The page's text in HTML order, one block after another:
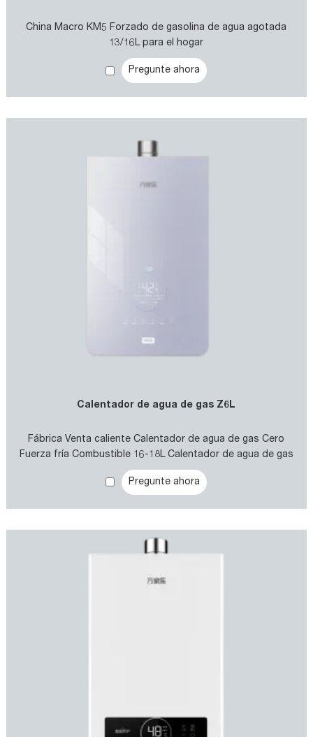
China Macro KM5 Forzado de gasolina de agua agotada
13/16L para el hogar
Pregunte ahora
Calentador de agua de gas Z6L
Fábrica Venta caliente Calentador de agua de gas Cero
Fuerza fría Combustible 16-18L Calentador de agua de gas
Pregunte ahora